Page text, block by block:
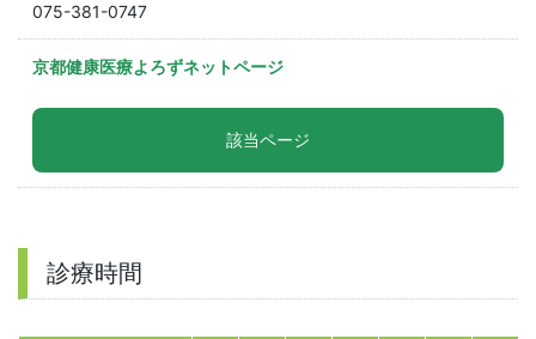
075-381-0747
京都健康医療よろずネットページ
該当ページ
診療時間